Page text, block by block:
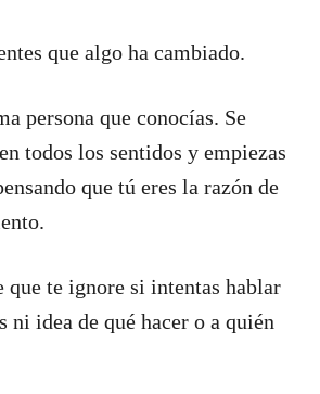
que algo ha cambiado.
persona que conocías. Se
todos los sentidos y empiezas
que tú eres la razón de
que te ignore si intentas hablar
ni idea de qué hacer o a quién